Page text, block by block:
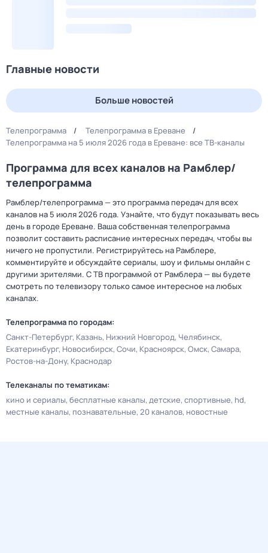
Главные новости
Больше новостей
Телепрограмма
Телепрограмма в Ереване
Телепрограмма на 5 июля 2026 года в Ереване: все ТВ-каналы
Программа для всех каналов на Рамблер/
телепрограмма
Рамблер/телепрограмма — это программа передач для всех
каналов на 5 июля 2026 года. Узнайте, что будут показывать весь
день в городе Ереване. Ваша собственная телепрограмма
позволит составить расписание интересных передач, чтобы вы
ничего не пропустили. Регистрируйтесь на Рамблере,
комментируйте и обсуждайте сериалы, шоу и фильмы онлайн с
другими зрителями. С ТВ программой от Рамблера — вы будете
смотреть по телевизору только самое интересное на любых
каналах.
Телепрограмма по городам:
Санкт-Петербург Казань Нижний Новгород Челябинск
Екатеринбург Новосибирск Сочи Красноярск Омск Самара
Ростов-на-Дону Краснодар
Телеканалы по тематикам:
кино и сериалы бесплатные каналы детские спортивные hd
местные каналы познавательные 20 каналов новостные